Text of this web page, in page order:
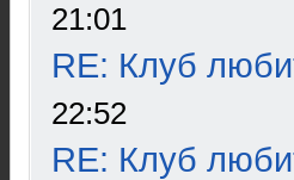
21:01
RE: Клуб
22:52
RE: Клуб